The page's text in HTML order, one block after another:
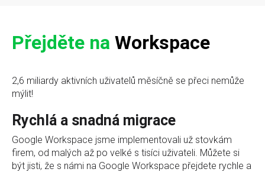
Přejděte na Workspace
2,6 miliardy aktivních uživatelů měsíčně se přeci nemůže
mýlit!
Rychlá a snadná migrace
Google Workspace jsme implementovali už stovkám
firem, od malých až po velké s tisíci uživateli. Můžete si
být jisti, že s námi na Google Workspace přejdete rychle a